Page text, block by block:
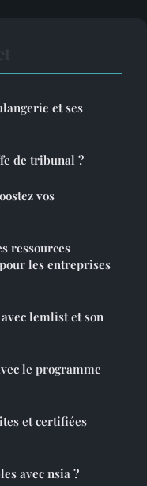
et ses
de tribunal ?
vos
ressources
les entreprises
lemlist et son
le programme
et certifiées
avec nsia ?